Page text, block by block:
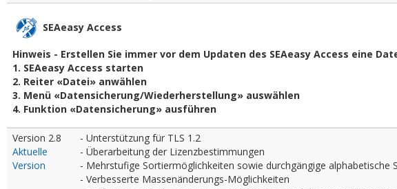
SEAeasy Access
Hinweis - Erstellen Sie immer vor dem Updaten des SEAeasy Access eine
1. SEAeasy Access starten
2. Reiter «Datei» anwählen
3. Menü «Datensicherung/Wiederherstellung» auswählen
4. Funktion «Datensicherung» ausführen
Version 2.8
Aktuelle
Version
- Unterstützung für TLS 1.2
- Überarbeitung der Lizenzbestimmungen
- Mehrstufige Sortiermöglichkeiten sowie durchgängige alphabetische
- Verbesserte Massenänderungs-Möglichkeiten